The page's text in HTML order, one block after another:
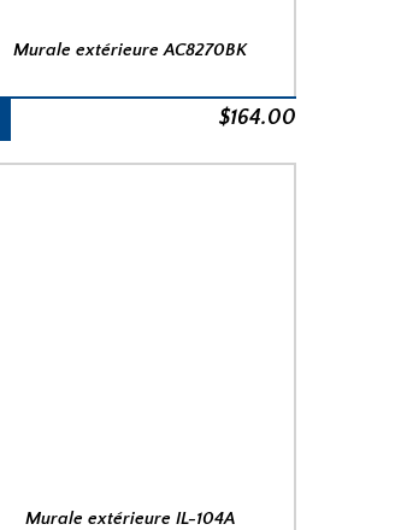
Murale extérieure AC8270BK
$164.00
Murale extérieure IL-104A